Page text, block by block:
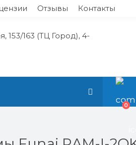
Отзывы Контакты
153/163 (ТЦ Город), 4-
0